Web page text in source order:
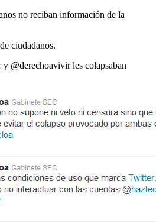
no reciban información de la
ciudadanos.
@derechoavivir les colapsaban